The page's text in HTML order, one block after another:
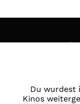
Du wurdest
Kinos